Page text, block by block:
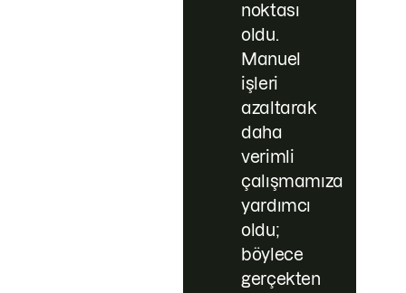
noktası
oldu.
Manuel
işleri
azaltarak
daha
verimli
çalışmamıza
yardımcı
oldu;
böylece
gerçekten